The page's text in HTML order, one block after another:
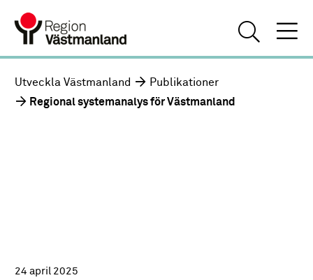
Utveckla Västmanland
Publikationer
Regional systemanalys för Västmanland
24 april 2025